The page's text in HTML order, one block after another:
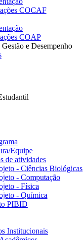
COCAF
COAP
e Desempenho
Equipe
de atividades
- Ciências Biológicas
- Computação
- Física
- Química
PIBID
Institucionais